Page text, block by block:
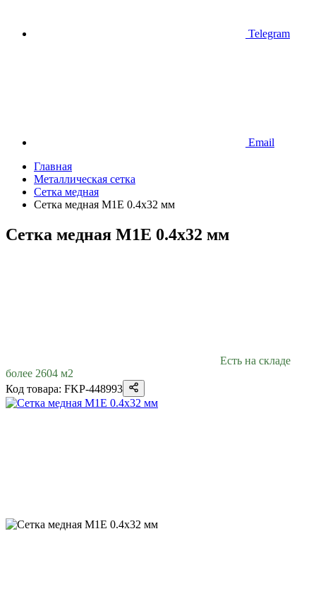
Telegram
Email
Главная
Металлическая сетка
Сетка медная
Сетка медная М1Е 0.4х32 мм
Сетка медная М1Е 0.4х32 мм
Есть на складе
более 2604 м2
Код товара: FKP-448993